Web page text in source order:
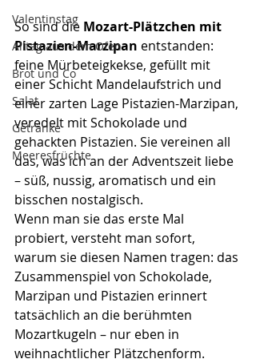
Valentinstag
Alltag aus dem Ofen
Brot und Co
Salat
Getränke
Meeresfrüchte
So sind die Mozart-Plätzchen mit
Pistazien-Marzipan entstanden:
feine Mürbeteigkekse, gefüllt mit
einer Schicht Mandelaufstrich und
einer zarten Lage Pistazien-Marzipan,
veredelt mit Schokolade und
gehackten Pistazien. Sie vereinen all
das, was ich an der Adventszeit liebe
– süß, nussig, aromatisch und ein
bisschen nostalgisch.
Wenn man sie das erste Mal
probiert, versteht man sofort,
warum sie diesen Namen tragen: das
Zusammenspiel von Schokolade,
Marzipan und Pistazien erinnert
tatsächlich an die berühmten
Mozartkugeln – nur eben in
weihnachtlicher Plätzchenform.